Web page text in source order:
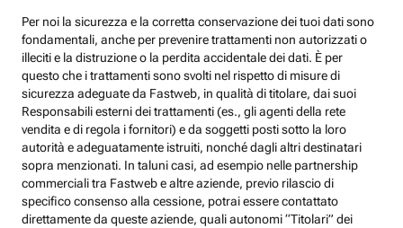
Per noi la sicurezza e la corretta conservazione dei tuoi dati sono
fondamentali, anche per prevenire trattamenti non autorizzati o
illeciti e la distruzione o la perdita accidentale dei dati. È per
questo che i trattamenti sono svolti nel rispetto di misure di
sicurezza adeguate da Fastweb, in qualità di titolare, dai suoi
Responsabili esterni dei trattamenti (es., gli agenti della rete
vendita e di regola i fornitori) e da soggetti posti sotto la loro
autorità e adeguatamente istruiti, nonché dagli altri destinatari
sopra menzionati. In taluni casi, ad esempio nelle partnership
commerciali tra Fastweb e altre aziende, previo rilascio di
specifico consenso alla cessione, potrai essere contattato
direttamente da queste aziende, quali autonomi “Titolari” dei